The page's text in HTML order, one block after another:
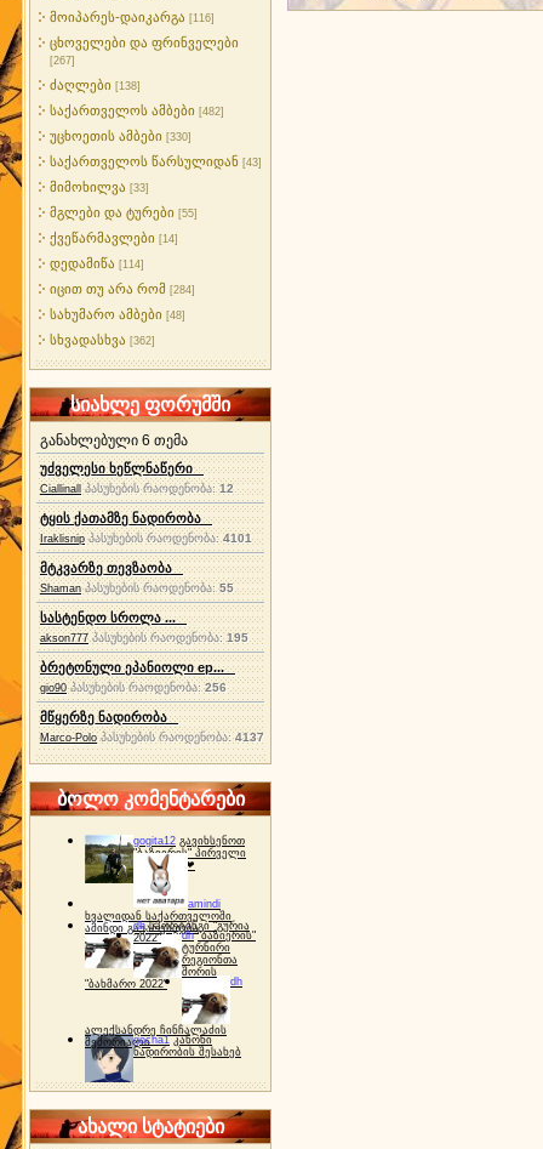
მოიპარეს-დაიკარგა [116]
ცხოველები და ფრინველები
[267]
ძაღლები [138]
საქართველოს ამბები [482]
უცხოეთის ამბები [330]
საქართველოს წარსულიდან [43]
მიმოხილვა [33]
მგლები და ტურები [55]
ქვეწარმავლები [14]
დედამიწა [114]
იცით თუ არა რომ [284]
სახუმარო ამბები [48]
სხვადასხვა [362]
სიახლე ფორუმში
განახლებული 6 თემა
უძველესი ხეწლნაწერი
Ciallinall პასუხების რაოდენობა:12
ტყის ქათამზე ნადირობა
Iraklisnip პასუხების რაოდენობა: 4101
მტკვარზე თევზაობა
Shaman პასუხების რაოდენობა:55
სასტენდო სროლა ...
akson777 პასუხების რაოდენობა:195
ბრეტონული ეპანიოლი ep...
gio90 პასუხების რაოდენობა:256
მწყერზე ნადირობა
Marco-Polo პასუხების რაოდენობა:4137
ბოლო კომენტარები
gogita12 გავიხსენოთ
"ბაზიერის" პირველი
ტურნირი ❤
amindi
ხვალიდან საქართველოში
ამინდი გაუარესდება
dh სპორტინგი "გურია
2022"
dh "ბაზიერის"
ტურნირი
რეგიონთა
შორის
"ბახმარო 2022"
dh
ალექსანდრე ჩინჩალაძის
მემორიალიgocha1 კანონი
ნადირობის შესახებ
ახალი სტატიები